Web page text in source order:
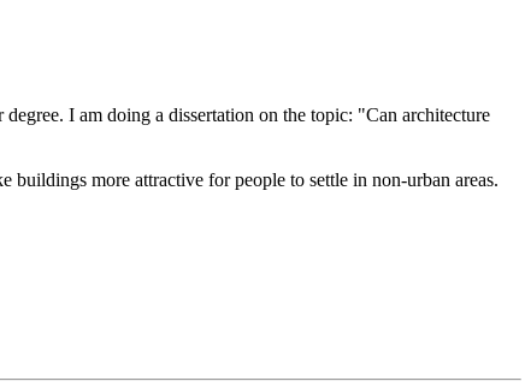
I am doing a dissertation on the topic: "Can architecture
more attractive for people to settle in non-urban areas.